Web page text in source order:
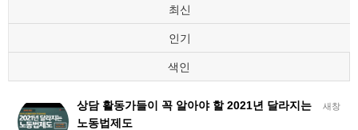
최신
인기
색인
새창
상담 활동가들이 꼭 알아야 할 2021년 달라지는
노동법제도